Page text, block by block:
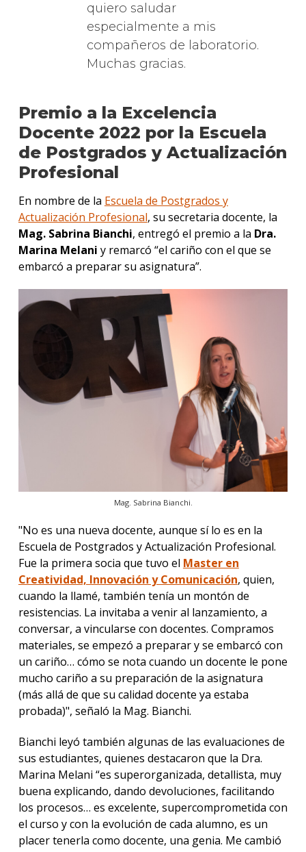
quiero saludar
especialmente a mis
compañeros de laboratorio.
Muchas gracias.
Premio a la Excelencia
Docente 2022 por la Escuela
de Postgrados y Actualización
Profesional
En nombre de la Escuela de Postgrados y
Actualización Profesional, su secretaria docente, la
Mag. Sabrina Bianchi, entregó el premio a la Dra.
Marina Melani y remarcó “el cariño con el que se
embarcó a preparar su asignatura”.
Mag. Sabrina Bianchi.
"No es una nueva docente, aunque sí lo es en la
Escuela de Postgrados y Actualización Profesional.
Fue la primera socia que tuvo el Master en
Creatividad, Innovación y Comunicación, quien,
cuando la llamé, también tenía un montón de
resistencias. La invitaba a venir al lanzamiento, a
conversar, a vincularse con docentes. Compramos
materiales, se empezó a preparar y se embarcó con
un cariño… cómo se nota cuando un docente le pone
mucho cariño a su preparación de la asignatura
(más allá de que su calidad docente ya estaba
probada)", señaló la Mag. Bianchi.
Bianchi leyó también algunas de las evaluaciones de
sus estudiantes, quienes destacaron que la Dra.
Marina Melani “es superorganizada, detallista, muy
buena explicando, dando devoluciones, facilitando
los procesos… es excelente, supercomprometida con
el curso y con la evolución de cada alumno, es un
placer tenerla como docente, una genia. Me cambió